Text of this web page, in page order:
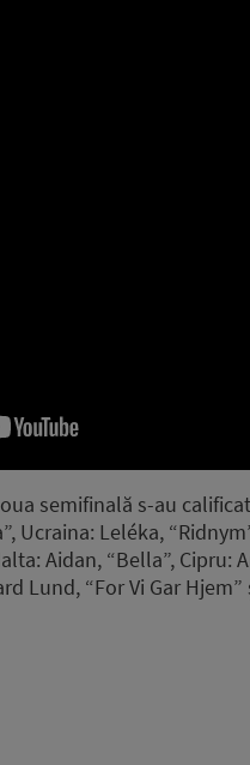
semifinală s-au
Ucraina: Leléka,
Aidan, “Bella”, Cipru:
Lund, “For Vi Gar